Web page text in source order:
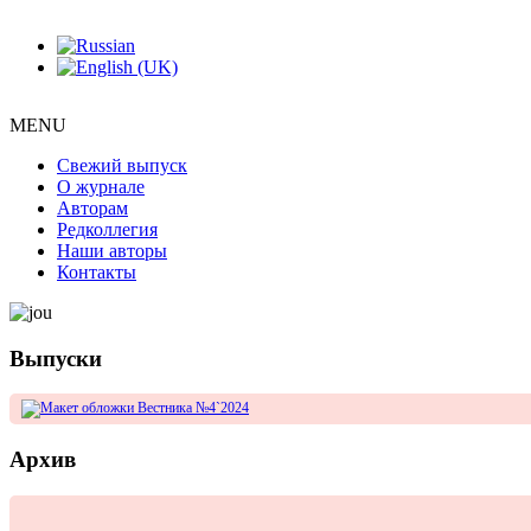
MENU
Свежий выпуск
О журнале
Авторам
Редколлегия
Наши авторы
Контакты
Выпуски
Архив